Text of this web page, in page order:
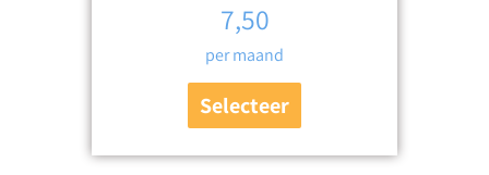
7,50
per maand
Selecteer